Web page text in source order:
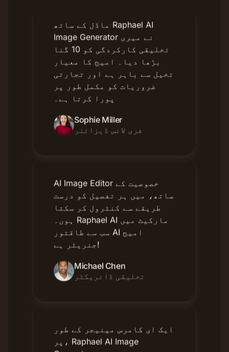
تخیل سے باہر ہے اور تجارتی
ضروریات کو مکمل طور پر
پورا کرتا ہے۔
Sophie Miller
فری لانس ڈیزائنر
سب سے طاقتور AI امیج
جنریٹر ہے!
Michael Chen
تخلیقی ڈائریکٹر
کرنے میں مدد کرتا ہے۔ کا
اثر دوسرے AI ٹولز سے کہیں